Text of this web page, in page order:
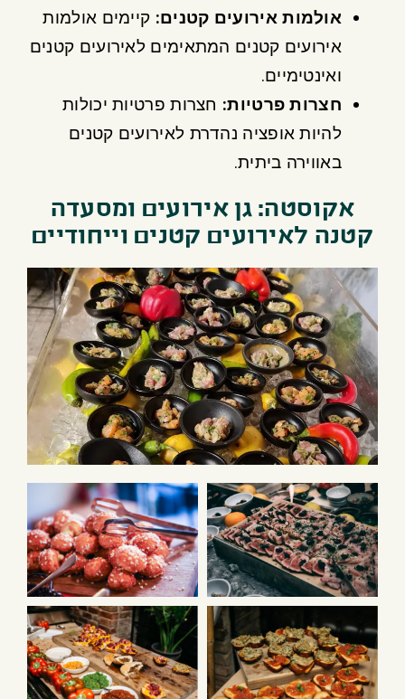
אולמות אירועים קטנים: קיימים אולמות
אירועים קטנים המתאימים לאירועים קטנים
ואינטימיים.
חצרות פרטיות: חצרות פרטיות יכולות
להיות אופציה נהדרת לאירועים קטנים
באווירה ביתית.
אקוסטה: גן אירועים ומסעדה
קטנה לאירועים קטנים וייחודיים